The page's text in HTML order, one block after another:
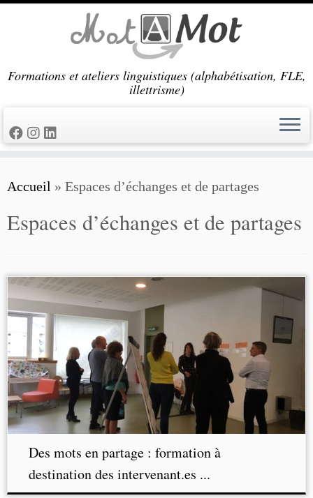
Formations et ateliers linguistiques (alphabétisation, FLE,
illettrisme)
Accueil » Espaces d’échanges et de partages
Espaces d’échanges et de partages
Des mots en partage : formation à
destination des intervenant.es ...